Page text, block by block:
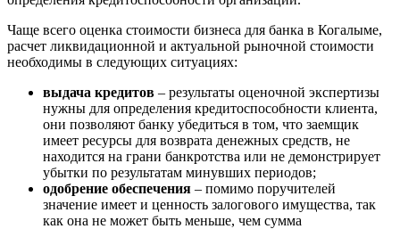
Чаще всего оценка стоимости бизнеса для банка в Когалыме,
расчет ликвидационной и актуальной рыночной стоимости
необходимы в следующих ситуациях:
выдача кредитов – результаты оценочной экспертизы
нужны для определения кредитоспособности клиента,
они позволяют банку убедиться в том, что заемщик
имеет ресурсы для возврата денежных средств, не
находится на грани банкротства или не демонстрирует
убытки по результатам минувших периодов;
одобрение обеспечения – помимо поручителей
значение имеет и ценность залогового имущества, так
как она не может быть меньше, чем сумма
Бугульма
Бугуруслан
Бузулук
Буй
Буйнакск
Бутурлиновка
Валуйки
Великие Луки
Великий Новгород
Великий Устюг